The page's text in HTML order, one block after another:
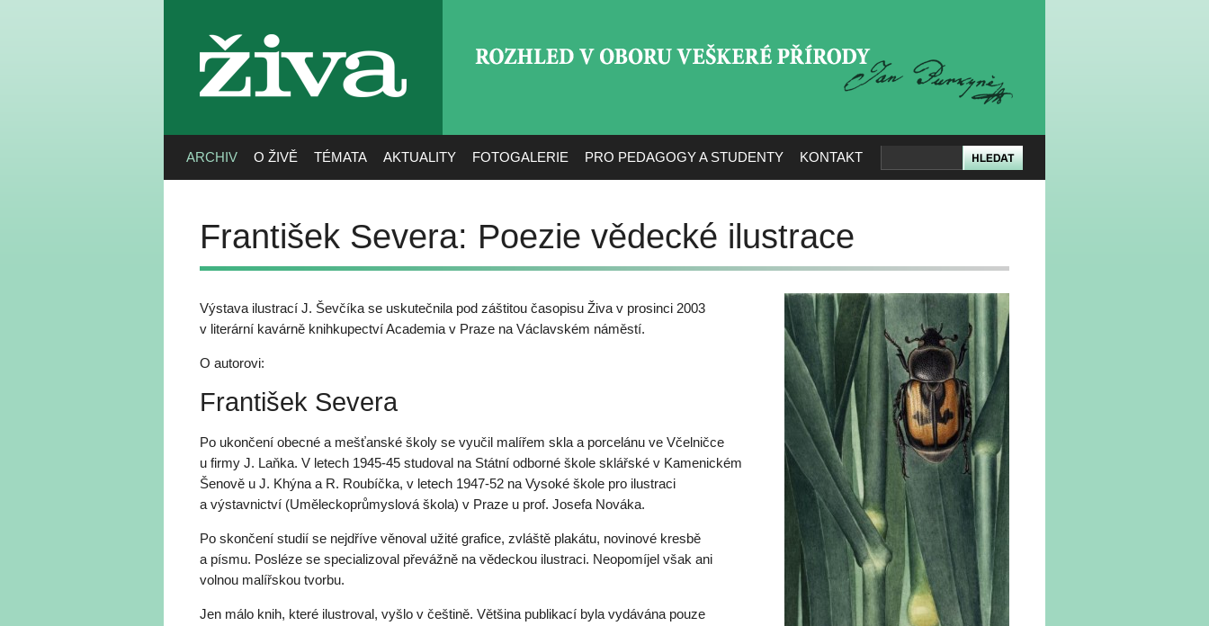
živa
ARCHIV O ŽIVĚ TÉMATA AKTUALITY FOTOGALERIE PRO PEDAGOGY A STUDENTY KONTAKT
František Severa: Poezie vědecké ilustrace
Výstava ilustrací J. Ševčíka se uskutečnila pod záštitou časopisu Živa v prosinci 2003
v literární kavárně knihkupectví Academia v Praze na Václavském náměstí.
O autorovi:
František Severa
Po ukončení obecné a mešťanské školy se vyučil malířem skla a porcelánu ve Včelničce
u firmy J. Laňka. V letech 1945-45 studoval na Státní odborné škole sklářské v Kamenickém
Šenově u J. Khýna a R. Roubíčka, v letech 1947-52 na Vysoké škole pro ilustraci
a výstavnictví (Uměleckoprůmyslová škola) v Praze u prof. Josefa Nováka.
Po skončení studií se nejdříve věnoval užité grafice, zvláště plakátu, novinové kresbě
a písmu. Posléze se specializoval převážně na vědeckou ilustraci. Neopomíjel však ani
volnou malířskou tvorbu.
Jen málo knih, které ilustroval, vyšlo v češtině. Většina publikací byla vydávána pouze